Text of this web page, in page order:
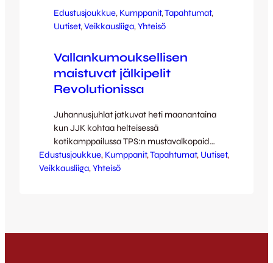
Edustusjoukkue, Kumppanit, Tapahtumat
Uutiset, Veikkausliiga, Yhteisö
Vallankumouksellisen
maistuvat jälkipelit
Revolutionissa
Juhannusjuhlat jatkuvat heti maanantaina
kun JJK kohtaa helteisessä
kotikamppailussa TPS:n mustavalkopaidat
Turkusesta. Ottelun jälkeen – kuten
jatkossa jokaisen kotipelin päätyttyä –
näytti pelaajien näkökulmasta ja
Edustusjoukkue, Kumppanit, Tapahtumat, Uutiset
Veikkausliiga, Yhteisö